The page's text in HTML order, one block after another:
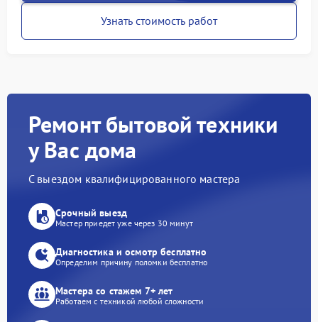
Узнать стоимость работ
Ремонт бытовой техники
у Вас дома
С выездом квалифицированного мастера
Срочный выезд
Мастер приедет уже через 30 минут
Диагностика и осмотр бесплатно
Определим причину поломки бесплатно
Мастера со стажем 7+ лет
Работаем с техникой любой сложности